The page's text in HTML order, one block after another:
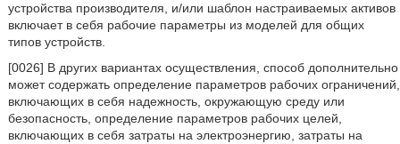
устройства производителя, и/или шаблон настраиваемых активов
включает в себя рабочие параметры из моделей для общих
типов устройств.
[0026] В других вариантах осуществления, способ дополнительно
может содержать определение параметров рабочих ограничений,
включающих в себя надежность, окружающую среду или
безопасность, определение параметров рабочих целей,
включающих в себя затраты на электроэнергию, затраты на